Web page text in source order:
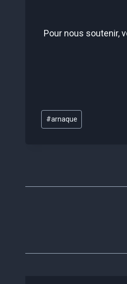
Pour nous soutenir,
Étiquettes
de
#arnaque